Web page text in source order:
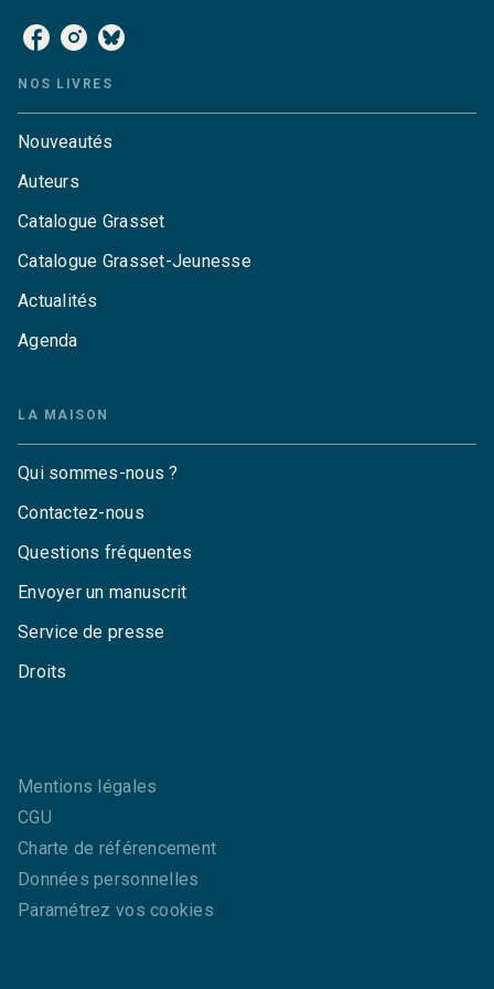
NOS LIVRES
Nouveautés
Auteurs
Catalogue Grasset
Catalogue Grasset-Jeunesse
Actualités
Agenda
LA MAISON
Qui sommes-nous ?
Contactez-nous
Questions fréquentes
Envoyer un manuscrit
Service de presse
Droits
Mentions légales
CGU
Charte de référencement
Données personnelles
Paramétrez vos cookies